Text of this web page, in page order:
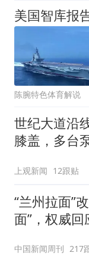
陈腕特色体育解说
世纪大道沿
膝盖，多台
近出行
上观新闻 12跟贴
“兰州拉面”
面”，权威回
中国新闻周刊 217